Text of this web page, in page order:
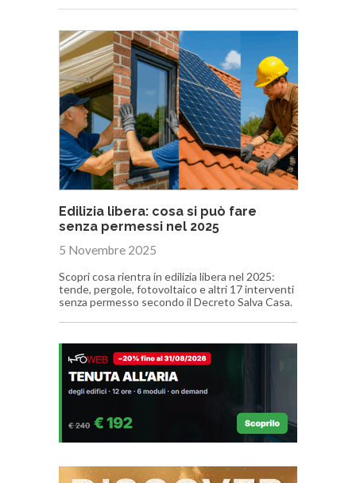
Edilizia libera: cosa si può fare
senza permessi nel 2025
5 Novembre 2025
Scopri cosa rientra in edilizia libera nel 2025:
tende, pergole, fotovoltaico e altri 17 interventi
senza permesso secondo il Decreto Salva Casa.